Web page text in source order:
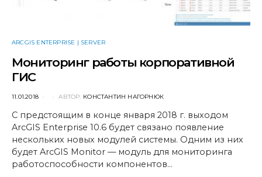
ARCGIS ENTERPRISE | SERVER
Мониторинг работы корпоративной
ГИС
POSTED
11.01.2018 АВТОР: КОНСТАНТИН НАГОРНЮК
С предстоящим в конце января 2018 г. выходом
ArcGIS Enterprise 10.6 будет связано появление
нескольких новых модулей системы. Одним из них
будет ArcGIS Monitor — модуль для мониторинга
работоспособности компонентов…